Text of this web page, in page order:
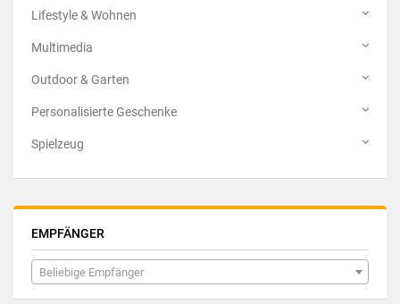
Lifestyle & Wohnen
Multimedia
Outdoor & Garten
Personalisierte Geschenke
Spielzeug
EMPFÄNGER
Beliebige Empfänger